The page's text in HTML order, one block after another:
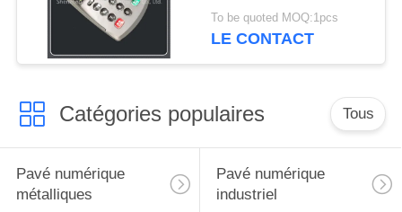
avec l'interface de tête
d'aviation de 4 noyaux
To be quoted MOQ:1pcs
LE CONTACT
Catégories populaires Tous
Pavé numérique
métalliques
Pavé numérique
industriel